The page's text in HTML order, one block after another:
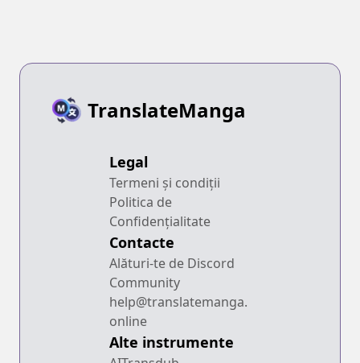
TranslateManga
Legal
Termeni și condiții
Politica de
Confidențialitate
Contacte
Alături-te de Discord
Community
help@translatemanga.
online
Alte instrumente